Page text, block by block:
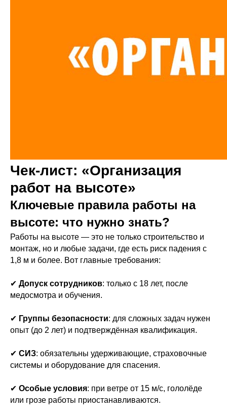
Чек-лист: «Организация
работ на высоте»
Ключевые правила работы на
высоте: что нужно знать?
Работы на высоте — это не только строительство и
монтаж, но и любые задачи, где есть риск падения с
1,8 м и более. Вот главные требования:
✔ Допуск сотрудников: только с 18 лет, после
медосмотра и обучения.
✔ Группы безопасности: для сложных задач нужен
опыт (до 2 лет) и подтверждённая квалификация.
✔ СИЗ: обязательны удерживающие, страховочные
системы и оборудование для спасения.
✔ Особые условия: при ветре от 15 м/с, гололёде
или грозе работы приостанавливаются.